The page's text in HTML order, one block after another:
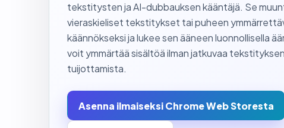
tekstitysten ja AI-dubbauksen kääntäjä. Se
vieraskieliset tekstitykset tai puheen
käännökseksi ja lukee sen ääneen luonnollisella
voit ymmärtää sisältöä ilman jatkuvaa tekstityksen
tuijottamista.
Asenna ilmaiseksi Chrome Web Storesta